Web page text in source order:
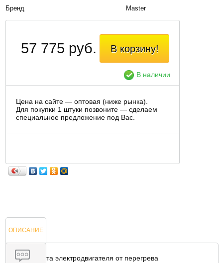
Бренд
Master
В корзину!
В наличии
57 775 руб.
Цена на сайте — оптовая (ниже рынка).
Для покупки 1 штуки позвоните — сделаем
специальное предложение под Вас.
ОПИСАНИЕ
Защита электродвигателя от перегрева